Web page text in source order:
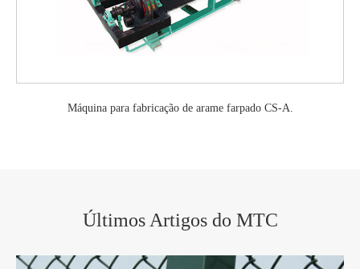
Máquina para fabricação de arame farpado CS-A.
Últimos Artigos do MTC